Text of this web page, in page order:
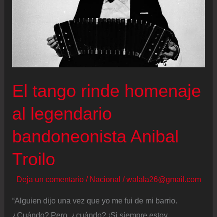
El tango rinde homenaje
al legendario
bandoneonista Anibal
Troilo
Deja un comentario / Nacional /walala26@gmail.com
“Alguien dijo una vez que yo me fui de mi barrio.
¿Cuándo? Pero, ¿cuándo? ¡Si siempre estoy